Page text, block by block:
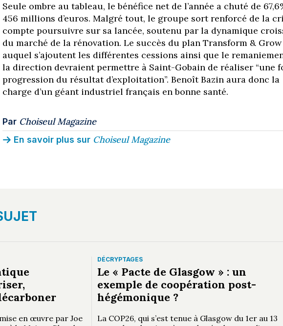
Seule ombre au tableau, le bénéfice net de l’année a chuté de
456 millions d’euros. Malgré tout, le groupe sort renforcé de la
compte poursuivre sur sa lancée, soutenu par la dynamique
du marché de la rénovation. Le succès du plan Transform & Grow
auquel s’ajoutent les différentes cessions ainsi que le
la direction devraient permettre à Saint-Gobain de réaliser “une
progression du résultat d’exploitation”. Benoît Bazin aura donc la
charge d’un géant industriel français en bonne santé.
Par Choiseul Magazine
En savoir plus sur Choiseul Magazine
en œuvre par Joe
DÉCRYPTAGES
Le « Pacte de Glasgow » : un
exemple de coopération post-
hégémonique ?
La COP26, qui s’est tenue à Glasgow du 1er au 13